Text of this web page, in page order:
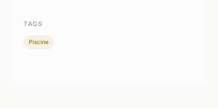
TAGS
Piscine